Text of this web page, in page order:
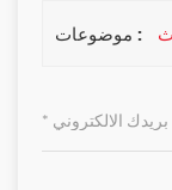
موضوعات :